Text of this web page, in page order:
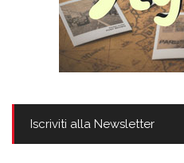
Iscriviti alla Newsletter